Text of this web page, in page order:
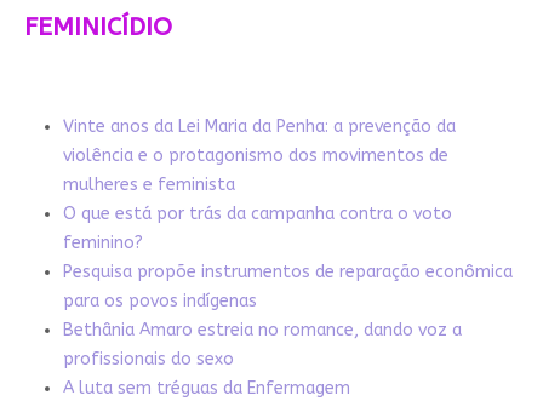
FEMINICÍDIO
Vinte anos da Lei Maria da Penha: a prevenção da
violência e o protagonismo dos movimentos de
mulheres e feminista
O que está por trás da campanha contra o voto
feminino?
Pesquisa propõe instrumentos de reparação econômica
para os povos indígenas
Bethânia Amaro estreia no romance, dando voz a
profissionais do sexo
A luta sem tréguas da Enfermagem